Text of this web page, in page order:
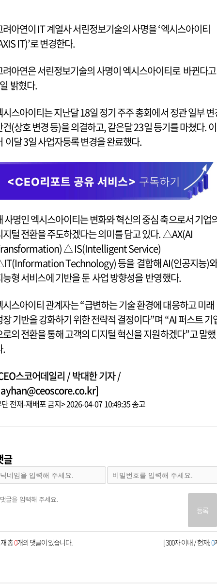
려아연이 IT 계열사 서린정보기술의 사명을 ‘엑시스아이티
IT)’로 변경한다.
려아연은 서린정보기술의 사명이 엑시스아이티로 바뀐다
밝혔다.
시스아이티는 지난달 18일 정기 주주 총회에서 정관 일부 변
건(상호 변경 등)을 의결하고, 같은달 23일 등기를 마쳤다. 이
이달 3일 사업자등록 변경을 완료했다.
사명인 엑시스아이티는 변화와 혁신의 중심 축으로서 기업
지털 전환을 주도하겠다는 의미를 담고 있다. △AX(AI
△ IS(Intelligent Service)
Technology) 등을 결합해 AI(인공지능)와
능형 서비스에 기반을 둔 사업 방향성을 반영했다.
시스아이티 관계자는 “급변하는 기술 환경에 대응하고 미래
장 기반을 강화하기 위한 전략적 결정이다”며 “AI 퍼스트 기
로의 전환을 통해 고객의 디지털 혁신을 지원하겠다”고 말했
.
스코어데일리 / 박대한 기자 /
전재-재배포 금지> 2026-04-07 10:49:35 송고
글
등록
[ 300자 이내 / 현재:0
총0개의 댓글이 있습니다.